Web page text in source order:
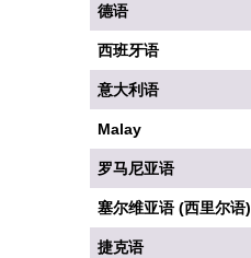
德语
西班牙语
意大利语
Malay
罗马尼亚语
塞尔维亚语 (西里尔语)
捷克语